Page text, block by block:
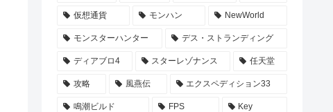
仮想通貨 モンハン NewWorld
モンスターハンター デス・ストランディング
ディアブロ4 スターレゾナンス 任天堂
攻略 風燕伝 エクスペディション33
鳴潮ビルド FPS Key